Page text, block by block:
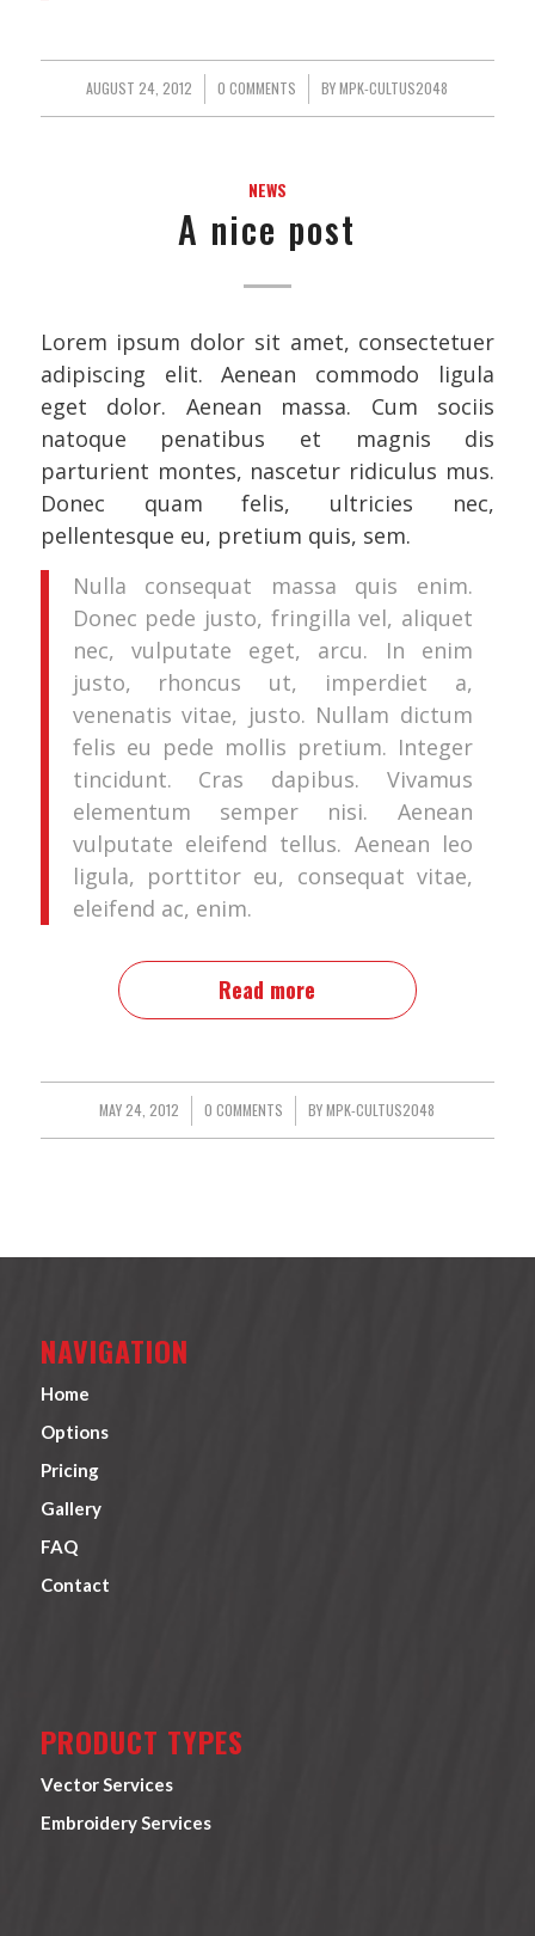
AUGUST 24, 2012
/ 0 COMMENTS
/ BYMPK-CULTUS2048
NEWS
A nice post
Lorem ipsum dolor sit amet, consectetuer
adipiscing elit. Aenean commodo ligula
eget dolor. Aenean massa. Cum sociis
natoque penatibus et magnis dis
parturient montes, nascetur ridiculus mus.
Donec quam felis, ultricies nec,
pellentesque eu, pretium quis, sem.
Nulla consequat massa quis enim.
Donec pede justo, fringilla vel, aliquet
nec, vulputate eget, arcu. In enim
justo, rhoncus ut, imperdiet a,
venenatis vitae, justo. Nullam dictum
felis eu pede mollis pretium. Integer
tincidunt. Cras dapibus. Vivamus
elementum semper nisi. Aenean
vulputate eleifend tellus. Aenean leo
ligula, porttitor eu, consequat vitae,
eleifend ac, enim.
Read more
MAY 24, 2012
/ 0 COMMENTS
/ BYMPK-CULTUS2048
NAVIGATION
Home
Options
Pricing
Gallery
FAQ
Contact
PRODUCT TYPES
Vector Services
Embroidery Services